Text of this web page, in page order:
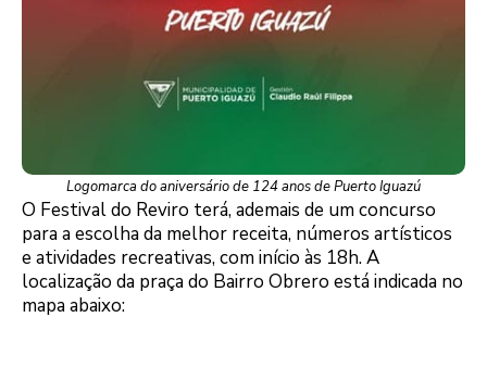
Logomarca do aniversário de 124 anos de Puerto Iguazú
O Festival do Reviro terá, ademais de um concurso
para a escolha da melhor receita, números artísticos
e atividades recreativas, com início às 18h. A
localização da praça do Bairro Obrero está indicada no
mapa abaixo: